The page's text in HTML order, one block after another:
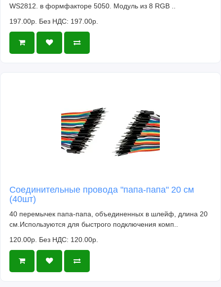
WS2812. в формфакторе 5050. Модуль из 8 RGB ..
197.00р. Без НДС: 197.00р.
Соединительные провода "папа-папа" 20 см
(40шт)
40 перемычек папа-папа, объединенных в шлейф, длина 20
см.Используются для быстрого подключения комп..
120.00р. Без НДС: 120.00р.